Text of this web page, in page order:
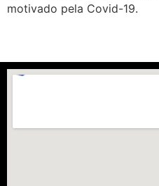
motivado pela Covid-19.